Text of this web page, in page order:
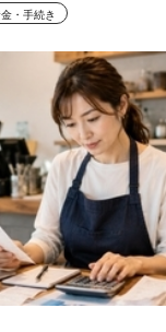
・手続き